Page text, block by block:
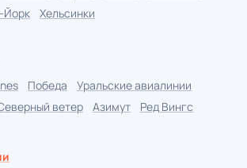
Хельсинки
Победа
Уральские авиалинии
ветер Азимут
Ред Вингс